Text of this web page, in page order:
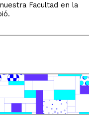
Facultad en la